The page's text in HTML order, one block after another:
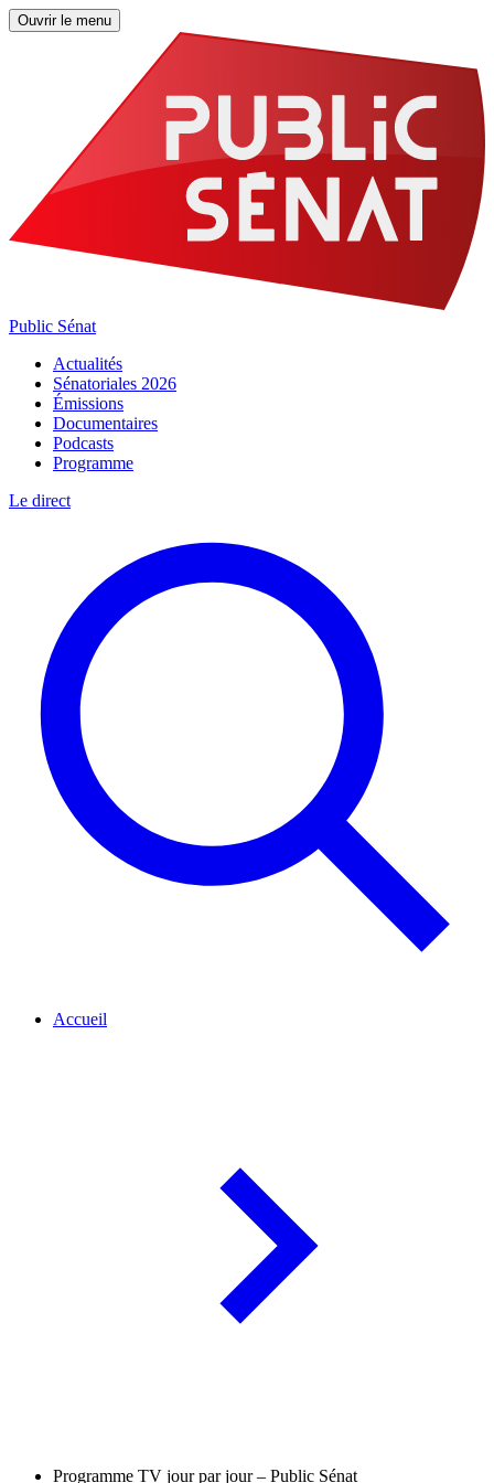
Ouvrir le menu
Public Sénat
Actualités
Sénatoriales 2026
Émissions
Documentaires
Podcasts
Programme
Le direct
Accueil
Programme TV jour par jour – Public Sénat